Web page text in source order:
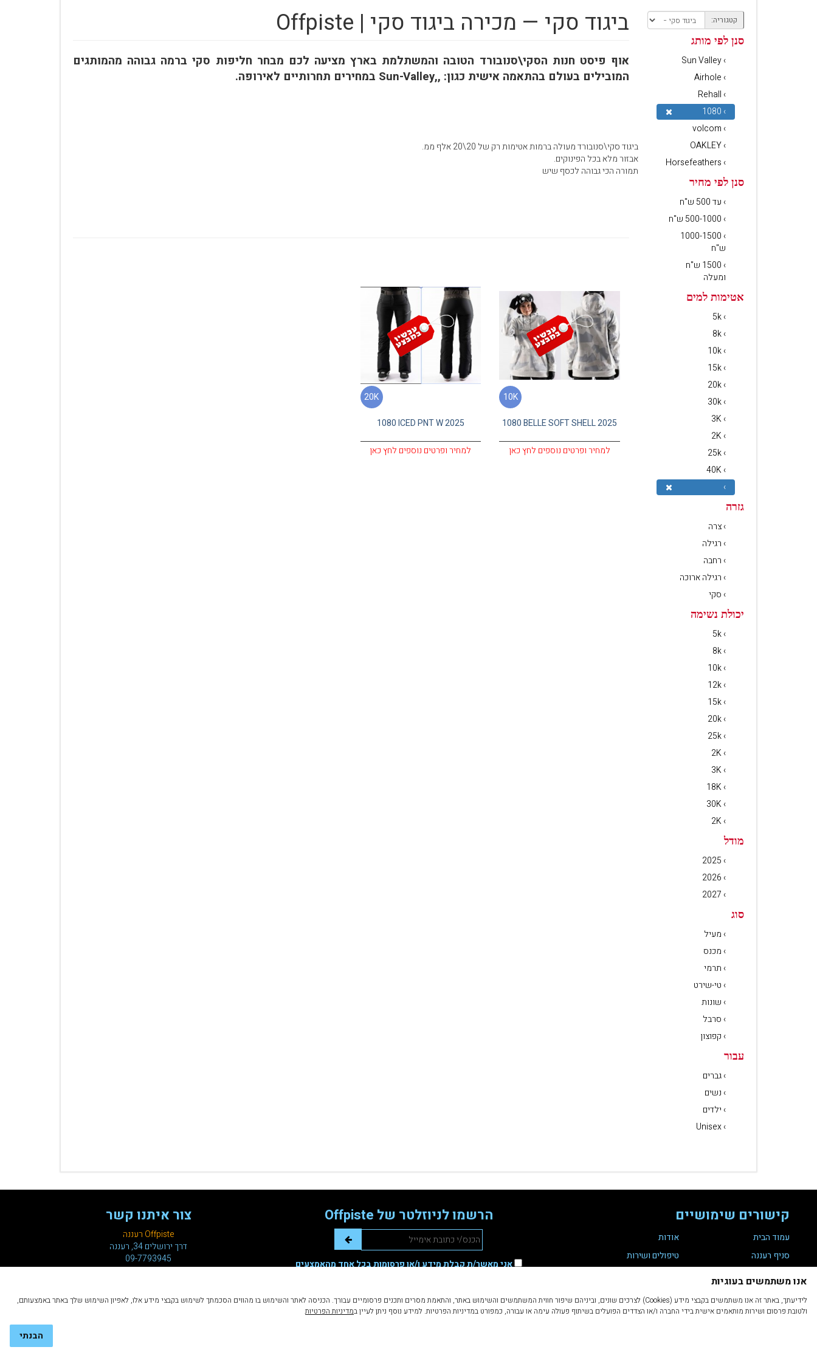
אנו משתמשים בעוגיות
לידיעתך, באתר זה אנו משתמשים בקבצי מידע (Cookies) לצרכים שונים, וביניהם שיפור חווית המשתמשים והשימוש באתר, והתאמת מסרים ותכנים פרסומיים עבורך. הכניסה לאתר והשימוש בו מהווים הסכמתך לשימוש בקבצי מידע אלו, לאפיון השימוש שלך באתר באמצעותם,
ולטובת פרסום ושירות מותאמים אישית בידי החברה ו/או הצדדים הפועלים בשיתוף פעולה עימה או עבורה, כמפורט במדיניות הפרטיות. למידע נוסף ניתן לעיין במדיניות הפרטיות
הבנתי
קטגוריה:
סנן לפי מותג
› Sun Valley
› Airhole
› Rehall
› 1080
› volcom
› OAKLEY
› Horsefeathers
סנן לפי מחיר
› עד 500 ש"ח
› 500-1000 ש"ח
› 1000-1500
ש"ח
› 1500 ש"ח
ומעלה
אטימות למים
› 5k
› 8k
› 10k
› 15k
› 20k
› 30k
› 3K
› 2K
› 25k
› 40K
›
גזרה
› צרה
› רגילה
› רחבה
› רגילה ארוכה
› סקי
יכולת נשימה
› 5k
› 8k
› 10k
› 12k
› 15k
› 20k
› 25k
› 2K
› 3K
› 18K
› 30K
› 2K
מודל
› 2025
› 2026
› 2027
סוג
› מעיל
› מכנס
› תרמי
› טי-שירט
› שונות
› סרבל
› קפוצון
עבור
› גברים
› נשים
› ילדים
› Unisex
ביגוד סקי — מכירה ביגוד סקי | Offpiste
אוף פיסט חנות הסקי\סנובורד הטובה והמשתלמת בארץ מציעה לכם מבחר חליפות סקי ברמה גבוהה מהמותגים
המובילים בעולם בהתאמה אישית כגון: ,,Sun-Valley במחירים תחרותיים לאירופה.
ביגוד סקי\סנובורד מעולה ברמות אטימות רק של 20\20 אלף ממ.
אבזור מלא בכל הפינוקים.
תמורה הכי גבוהה לכסף שיש
10K
1080 BELLE SOFT SHELL 2025
למחיר ופרטים נוספים לחץ כאן
20K
1080 ICED PNT W 2025
למחיר ופרטים נוספים לחץ כאן
קישורים שימושיים
עמוד הבית
אודות
סניף רעננה
טיפולים ושירות
מדיניות פרטיות
תקנון ותנאי שימוש
הרשמו לניוזלטר של Offpiste
אני מאשר/ת קבלת מידע ו/או פרסומות בכל אחד מהאמצעים
צור איתנו קשר
Offpiste רעננה
דרך ירושלים 34, רעננה
09-7793945